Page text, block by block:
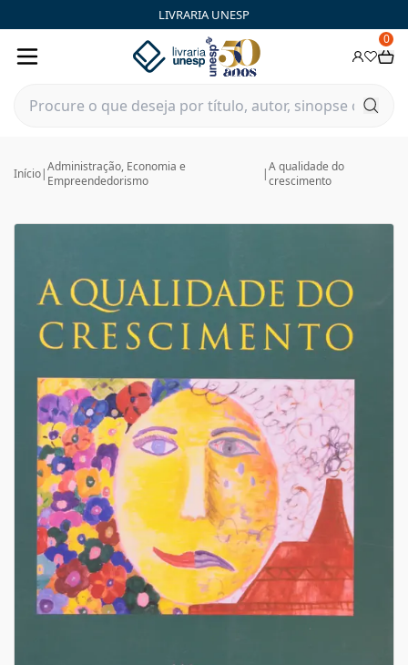
LIVRARIA UNESP
0
Início|Administração, Economia e
Empreendedorismo
|A qualidade do
crescimento